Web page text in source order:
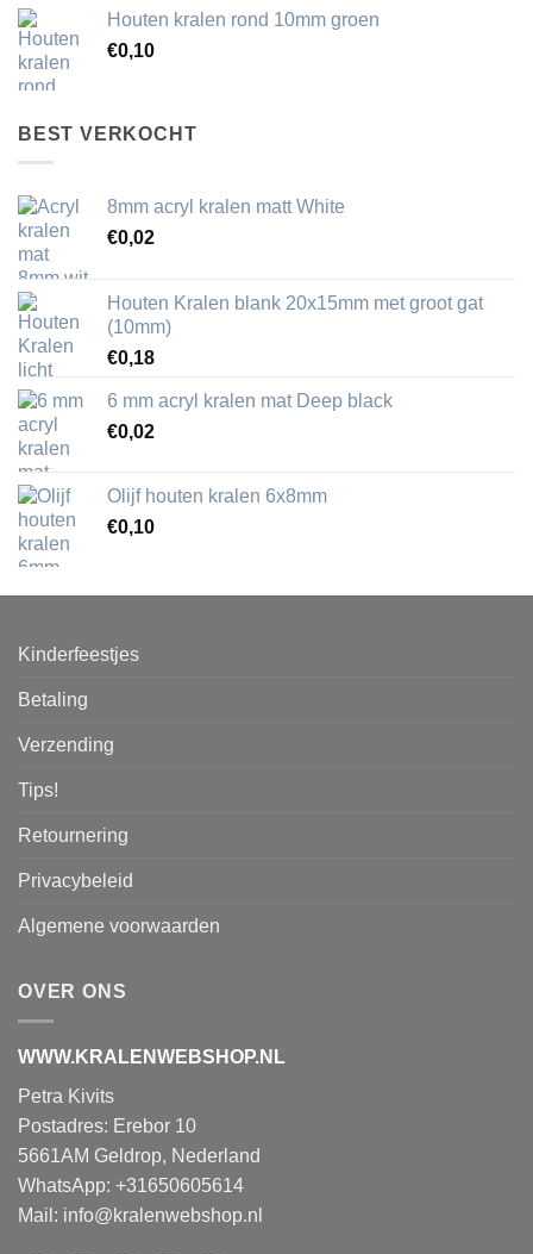
Houten kralen rond 10mm groen
€0,10
BEST VERKOCHT
8mm acryl kralen matt White
€0,02
Houten Kralen blank 20x15mm met groot gat
(10mm)
€0,18
6 mm acryl kralen mat Deep black
€0,02
Olijf houten kralen 6x8mm
€0,10
Kinderfeestjes
Betaling
Verzending
Tips!
Retournering
Privacybeleid
Algemene voorwaarden
OVER ONS
WWW.KRALENWEBSHOP.NL
Petra Kivits
Postadres: Erebor 10
5661AM Geldrop, Nederland
WhatsApp: +31650605614
Mail: info@kralenwebshop.nl